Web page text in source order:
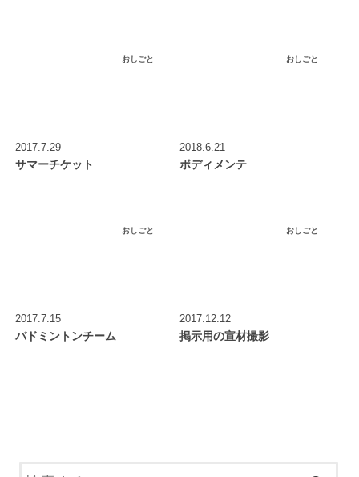
おしごと
2017.7.29
サマーチケット
おしごと
2018.6.21
ボディメンテ
おしごと
2017.7.15
バドミントンチーム
おしごと
2017.12.12
掲示用の宣材撮影